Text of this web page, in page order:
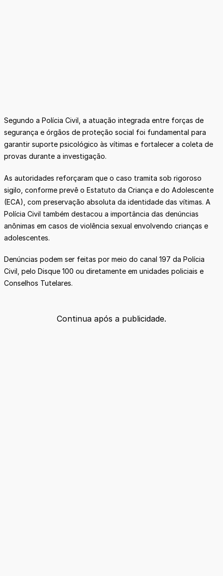
Segundo a Polícia Civil, a atuação integrada entre forças de
segurança e órgãos de proteção social foi fundamental para
garantir suporte psicológico às vítimas e fortalecer a coleta de
provas durante a investigação.
As autoridades reforçaram que o caso tramita sob rigoroso
sigilo, conforme prevê o Estatuto da Criança e do Adolescente
(ECA), com preservação absoluta da identidade das vítimas. A
Polícia Civil também destacou a importância das denúncias
anônimas em casos de violência sexual envolvendo crianças e
adolescentes.
Denúncias podem ser feitas por meio do canal 197 da Polícia
Civil, pelo Disque 100 ou diretamente em unidades policiais e
Conselhos Tutelares.
Continua após a publicidade.